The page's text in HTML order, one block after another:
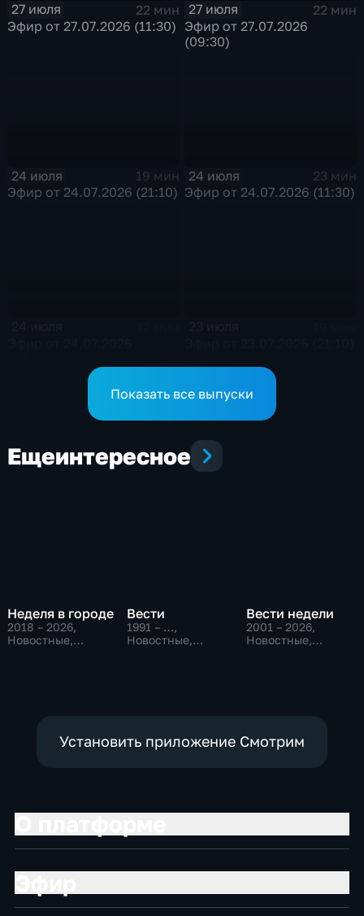
27 июля
22 мин
Эфир от 27.07.2026 (11:30)
27 июля
22 мин
Эфир от 27.07.2026
(09:30)
24 июля
19 мин
Эфир от 24.07.2026 (21:10)
24 июля
23 мин
Эфир от 24.07.2026 (11:30)
Показать все выпуски
Ещеинтересное
Неделя в городе
2018 – 2026,
Новостные,
Вести
1991 – …,
Новостные,
Вести недели
2001 – 2026,
Новостные,
Установить приложение Смотрим